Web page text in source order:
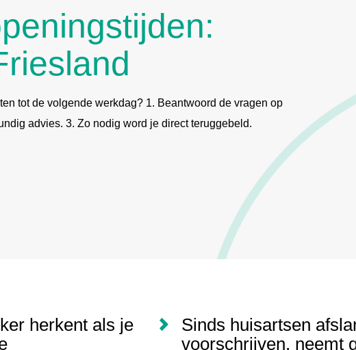
tot de volgende werkdag? 1. Beantwoord de vragen op
advies. 3. Zo nodig word je direct teruggebeld.
herkent als je
Sinds huisartsen
voorschrijven, neemt